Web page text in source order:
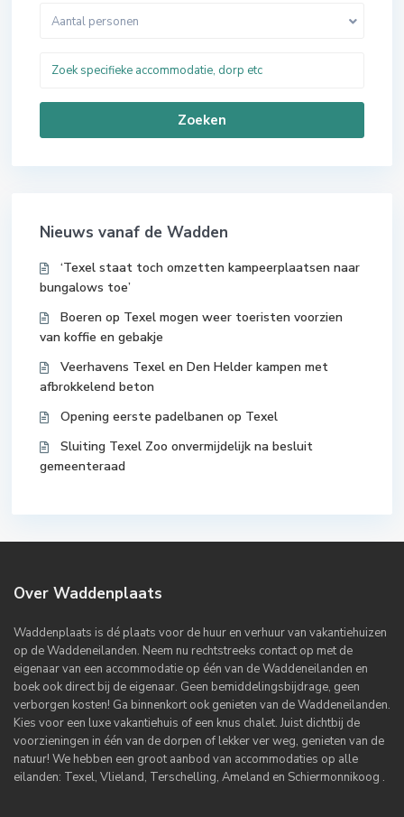
Aantal personen
Zoeken
Nieuws vanaf de Wadden
‘Texel staat toch omzetten kampeerplaatsen naar
bungalows toe’
Boeren op Texel mogen weer toeristen voorzien
van koffie en gebakje
Veerhavens Texel en Den Helder kampen met
afbrokkelend beton
Opening eerste padelbanen op Texel
Sluiting Texel Zoo onvermijdelijk na besluit
gemeenteraad
Over Waddenplaats
Waddenplaats is dé plaats voor de huur en verhuur van vakantiehuizen
op de Waddeneilanden. Neem nu rechtstreeks contact op met de
eigenaar van een accommodatie op één van de Waddeneilanden en
boek ook direct bij de eigenaar. Geen bemiddelingsbijdrage, geen
verborgen kosten! Ga binnenkort ook genieten van de Waddeneilanden.
Kies voor een luxe vakantiehuis of een knus chalet. Juist dichtbij de
voorzieningen in één van de dorpen of lekker ver weg, genieten van de
natuur! We hebben een groot aanbod van accommodaties op alle
eilanden: Texel, Vlieland, Terschelling, Ameland en Schiermonnikoog .